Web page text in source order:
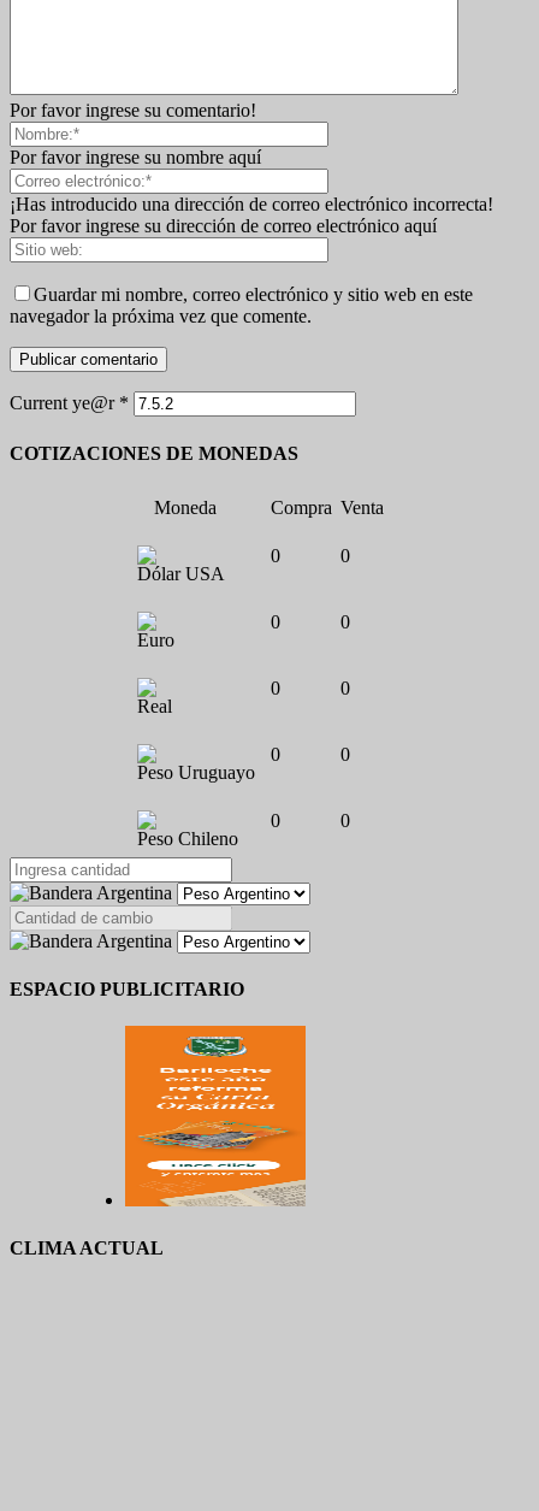
Por favor ingrese su comentario!
Por favor ingrese su nombre aquí
¡Has introducido una dirección de correo electrónico incorrecta!
Por favor ingrese su dirección de correo electrónico aquí
Guardar mi nombre, correo electrónico y sitio web en este
navegador la próxima vez que comente.
Current ye@r *
COTIZACIONES DE MONEDAS
Moneda Compra Venta
Dólar USA
0 0
Euro
0 0
Real
0 0
Peso Uruguayo
0 0
Peso Chileno
0 0
ESPACIO PUBLICITARIO
CLIMA ACTUAL